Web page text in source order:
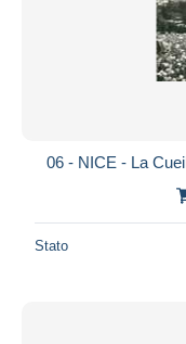
06 - NICE - La
Stato